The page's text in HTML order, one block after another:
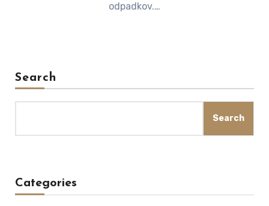
odpadkov.…
Search
Search
Categories